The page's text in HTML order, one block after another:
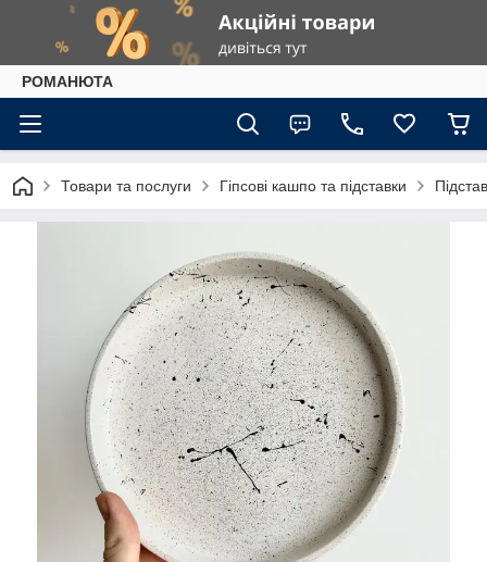
РОМАНЮТА
Товари та послуги Гіпсові кашпо та підставки